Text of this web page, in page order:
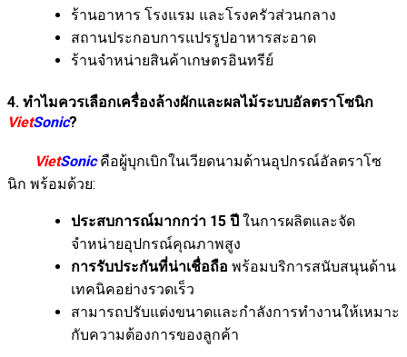
ร้านอาหาร โรงแรม และโรงครัวส่วนกลาง
สถานประกอบการแปรรูปอาหารสะอาด
ร้านจำหน่ายสินค้าเกษตรอินทรีย์
4. ทำไมควรเลือกเครื่องล้างผักและผลไม้ระบบอัลตราโซนิก
VietSonic?
VietSonicคือผู้บุกเบิกในเวียดนามด้านอุปกรณ์อัลตราโซ
นิก พร้อมด้วย:
ประสบการณ์มากกว่า 15 ปี ในการผลิตและจัด
จำหน่ายอุปกรณ์คุณภาพสูง
การรับประกันที่น่าเชื่อถือ พร้อมบริการสนับสนุนด้าน
เทคนิคอย่างรวดเร็ว
สามารถปรับแต่งขนาดและกำลังการทำงานให้เหมาะ
กับความต้องการของลูกค้า